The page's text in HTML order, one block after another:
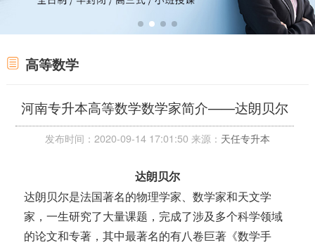
高等数学
河南专升本高等数学数学家简介——达朗贝尔
发布时间：2020-09-14 17:01:50 来源： 天任专升本
达朗贝尔
达朗贝尔是法国著名的物理学家、数学家和天文学
家，一生研究了大量课题，完成了涉及多个科学领域
的论文和专著，其中最著名的有八卷巨著《数学手